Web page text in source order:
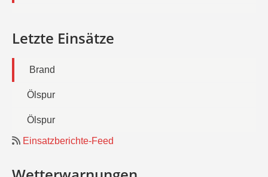
Letzte Einsätze
Brand
Ölspur
Ölspur
Einsatzberichte-Feed